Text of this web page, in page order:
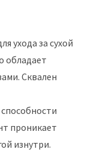
ухода за сухой
обладает
Сквален
проникает
изнутри.